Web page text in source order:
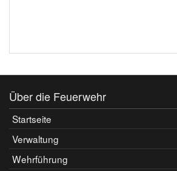
Über die Feuerwehr
Startseite
Verwaltung
Wehrführung